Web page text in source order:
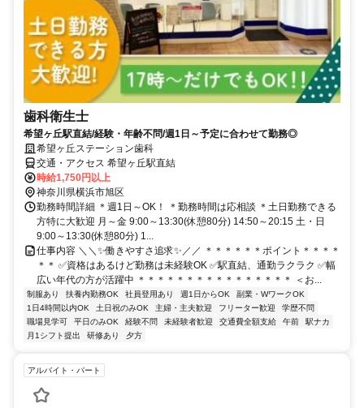
歯科衛生士
希望ヶ丘駅直結/経験・年齢不問/週1日～予定に合わせて勤務◎
希望ヶ丘ステーション歯科
交通・アクセス 希望ヶ丘駅直結
時給1,750円以上
神奈川県横浜市旭区
勤務時間詳細 ＊週1日～OK！ ＊勤務時間は応相談 ＊土日勤務できる
方特に大歓迎 月～金 9:00～13:30(休憩80分) 14:50～20:15 土・日
9:00～13:30(休憩80分) 1...
仕事内容 ＼＼✨働きやすさ追求✨／／ ＊＊＊＊＊＊ポイント＊＊＊＊
＊＊ ✅資格はあるけど勤務は未経験OK ✅駅直結、通勤ラクラク ✅幅
広い年代の方が活躍中 ＊＊＊＊＊＊＊＊＊＊＊＊＊＊＊＊ ＜お...
制服あり 扶養内勤務OK 社員登用あり 週1日からOK
副業・WワークOK
1日4時間以内OK
土日祝のみOK 主婦・主夫歓迎 フリーター歓迎
学歴不問
職場見学可
平日のみOK 経験不問 未経験者歓迎 交通費全額支給 午前
駅ナカ
月1シフト提出
研修あり 夕方
アルバイト・パート